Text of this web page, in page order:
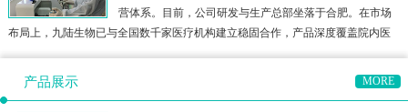
营体系。目前，公司研发与生产总部坐落于合肥。在市场
布局上，九陆生物已与全国数千家医疗机构建立稳固合作，产品深度覆盖院内医
态圈。公司产品矩阵涵盖全自动微量元素分析仪、全自动维生素分
产品展示 MORE